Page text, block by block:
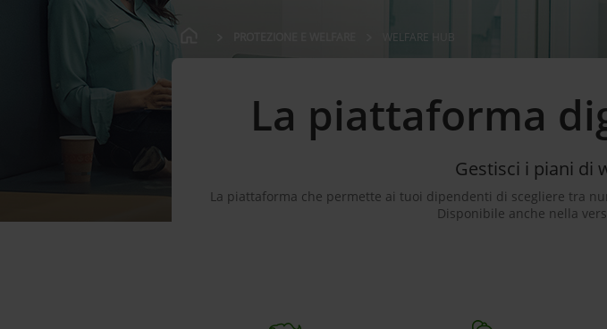
WELFARE HUB
La piattaforma
Gestisci i piani di
La piattaforma che permette ai tuoi dipendenti di scegliere tra
Disponibile anche nella